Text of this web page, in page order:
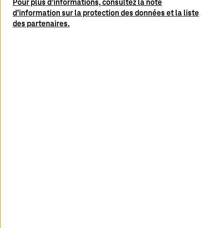
et hébergé sur AWS
Natural Language Processing (interaction avec
l’avatar en langage naturel)
Pour plus d’informations, consultez la note
d’information sur la protection des données et la liste
des partenaires.